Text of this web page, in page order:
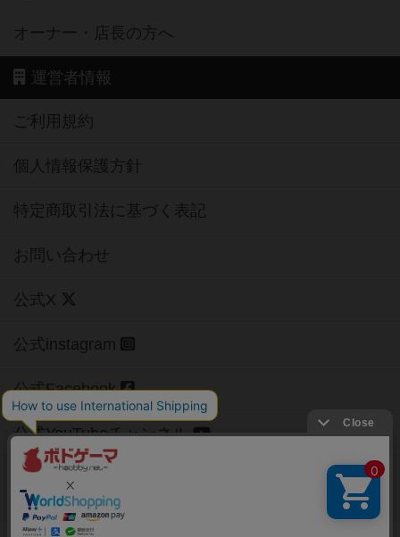
オーナー・店長の方へ
運営者情報
ご利用規約
個人情報保護方針
特定商取引法に基づく表記
お問い合わせ
公式X
公式instagram
公式Facebook
公式YouTubeチャンネル